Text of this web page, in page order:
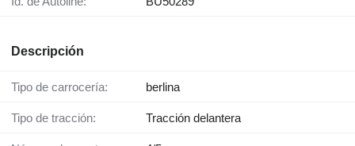
Descripción
Tipo de carrocería: berlina
Tipo de tracción: Tracción delantera